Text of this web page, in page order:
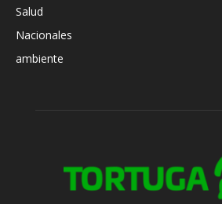
Salud
Nacionales
ambiente